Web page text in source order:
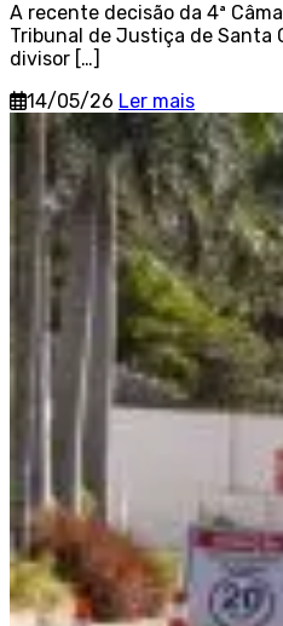
A recente decisão da 4ª
Tribunal de Justiça de Santa
divisor […]
14/05/26 Ler mais